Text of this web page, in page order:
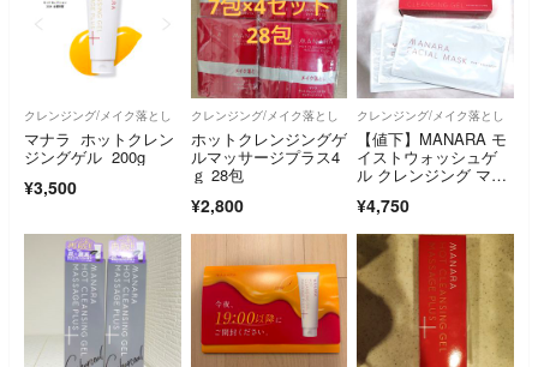
クレンジング/メイク落とし
マナラ ホットクレン
ジングゲル 200g
¥3,500
クレンジング/メイク落とし
ホットクレンジングゲ
ルマッサージプラス4
ｇ 28包
¥2,800
クレンジング/メイク落とし
【値下】MANARA モ
イストウォッシュゲ
ル クレンジング マス
¥4,750